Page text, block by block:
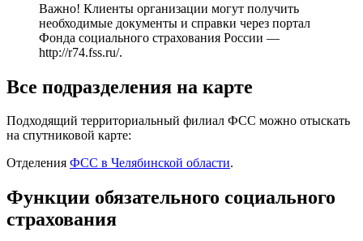
Важно! Клиенты организации могут получить
необходимые документы и справки через портал
Фонда социального страхования России —
http://r74.fss.ru/.
Все подразделения на карте
Подходящий территориальный филиал ФСС можно отыскать
на спутниковой карте:
Отделения ФСС в Челябинской области.
Функции обязательного социального
страхования